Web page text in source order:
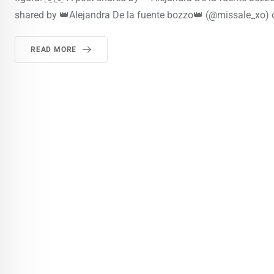
shared by 👑Alejandra De la fuente bozzo👑 (@missale_xo)
READ MORE